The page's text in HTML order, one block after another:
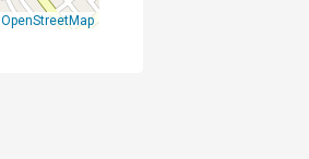
OpenStreetMap